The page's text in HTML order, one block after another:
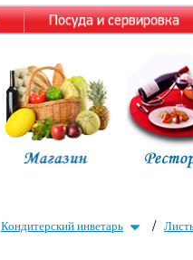
Посуда и сервировка
Кондитерский инветарь /